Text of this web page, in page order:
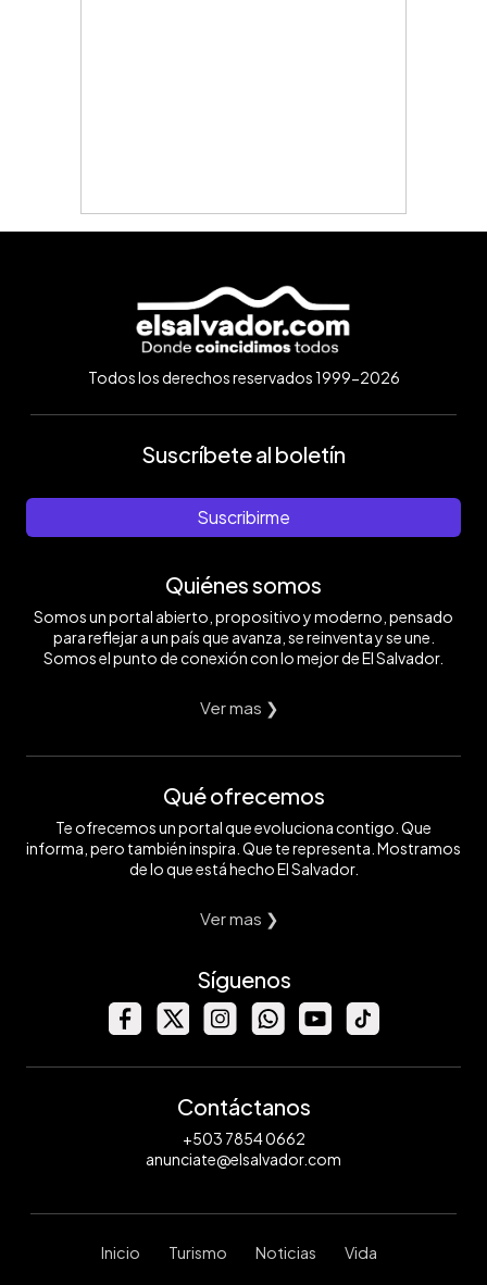
Todos los derechos reservados 1999-2026
Suscríbete al boletín
Suscribirme
Quiénes somos
Somos un portal abierto, propositivo y moderno, pensado
para reflejar a un país que avanza, se reinventa y se une.
Somos el punto de conexión con lo mejor de El Salvador.
Ver mas ❯
Qué ofrecemos
Te ofrecemos un portal que evoluciona contigo. Que
informa, pero también inspira. Que te representa. Mostramos
de lo que está hecho El Salvador.
Ver mas ❯
Síguenos
Contáctanos
+503 7854 0662
anunciate@elsalvador.com
Inicio Turismo Noticias Vida